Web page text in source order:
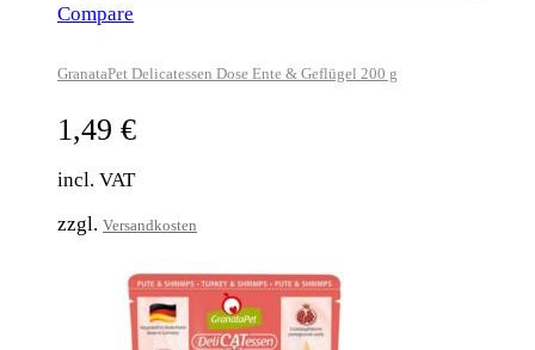
Compare
GranataPet Delicatessen Dose Ente & Geflügel 200 g
1,49 €
incl. VAT
zzgl. Versandkosten